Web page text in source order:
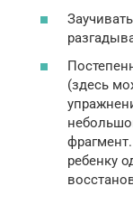
(здесь
ребенку